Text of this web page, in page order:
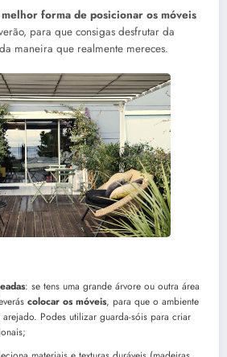
melhor forma de posicionar os móveis
para que consigas desfrutar da
maneira que realmente mereces.
: se tens uma grande árvore ou outra área
colocar os móveis, para que o ambiente
arejado. Podes utilizar guarda-sóis para criar